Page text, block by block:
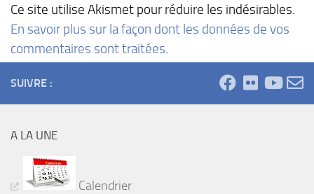
Ce site utilise Akismet pour réduire les indésirables.
En savoir plus sur la façon dont les données de vos
commentaires sont traitées.
SUIVRE :
A LA UNE
Calendrier